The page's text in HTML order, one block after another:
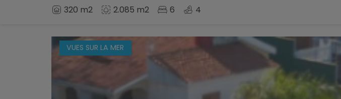
320 m2 2.085 m2 6 4
VUES SUR LA MER